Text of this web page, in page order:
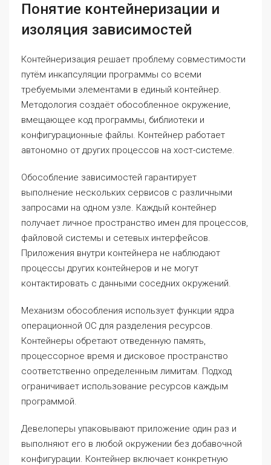
Понятие контейнеризации и
изоляция зависимостей
Контейнеризация решает проблему совместимости
путём инкапсуляции программы со всеми
требуемыми элементами в единый контейнер.
Методология создаёт обособленное окружение,
вмещающее код программы, библиотеки и
конфигурационные файлы. Контейнер работает
автономно от других процессов на хост-системе.
Обособление зависимостей гарантирует
выполнение нескольких сервисов с различными
запросами на одном узле. Каждый контейнер
получает личное пространство имен для процессов,
файловой системы и сетевых интерфейсов.
Приложения внутри контейнера не наблюдают
процессы других контейнеров и не могут
контактировать с данными соседних окружений.
Механизм обособления использует функции ядра
операционной ОС для разделения ресурсов.
Контейнеры обретают отведенную память,
процессорное время и дисковое пространство
соответственно определенным лимитам. Подход
ограничивает использование ресурсов каждым
программой.
Девелоперы упаковывают приложение один раз и
выполняют его в любой окружении без добавочной
конфигурации. Контейнер включает конкретную